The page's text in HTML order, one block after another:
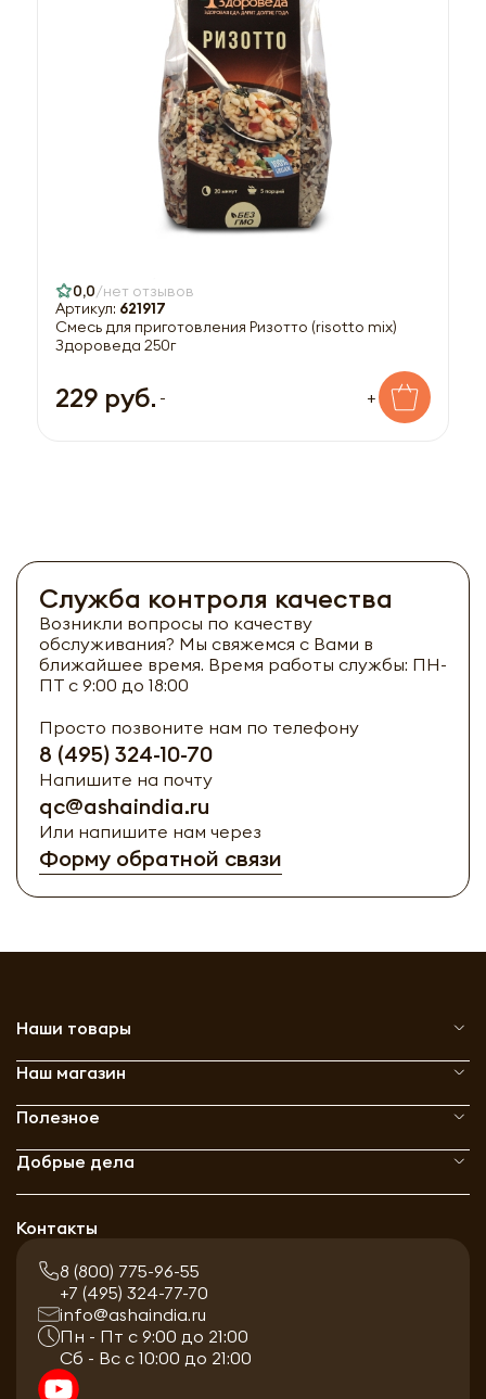
0,0 нет отзывов
Артикул: 621917
Смесь для приготовления Ризотто (risotto mix)
Здороведа 250г
229 руб. - +
Служба контроля качества
Возникли вопросы по качеству
обслуживания? Мы свяжемся с Вами в
ближайшее время. Время работы службы: ПН-
ПТ с 9:00 до 18:00
Просто позвоните нам по телефону
8 (495) 324-10-70
Напишите на почту
qc@ashaindia.ru
Или напишите нам через
Форму обратной связи
Наши товары
Наш магазин
Полезное
Добрые дела
Контакты
8 (800) 775-96-55
+7 (495) 324-77-70
info@ashaindia.ru
Пн - Пт с 9:00 до 21:00
Сб - Вс с 10:00 до 21:00